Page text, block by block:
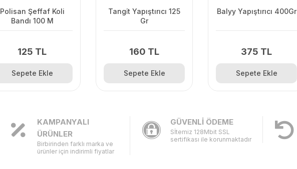
Polisan Şeffaf Koli
Bandı 100 M
125 TL
Sepete Ekle
Tangi̇t Yapıştırıcı 125
Gr
160 TL
Sepete Ekle
Balyy Yapıştırıcı 400Gr
375 TL
Sepete Ekle
KAMPANYALI
ÜRÜNLER
Birbirinden farklı marka ve
ürünler için indirimli fiyatlar
GÜVENLİ ÖDEME
Sİtemiz 128Mbit SSL
sertifikası ile korunmaktadır